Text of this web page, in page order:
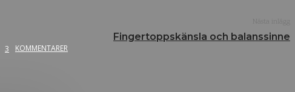
3 KOMMENTARER
Fingertoppskänsla och balanssinne